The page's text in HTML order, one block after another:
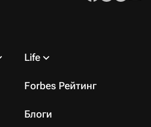
Life
Forbes Рейтинг
Блоги